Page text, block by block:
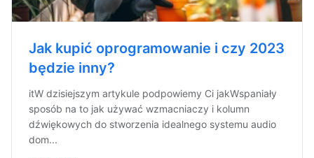
Jak kupić oprogramowanie i czy 2023
będzie inny?
itW dzisiejszym artykule podpowiemy Ci jakWspaniały
sposób na to jak używać wzmacniaczy i kolumn
dźwiękowych do stworzenia idealnego systemu audio
dom...